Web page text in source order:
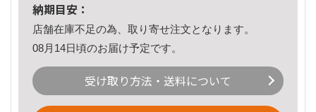
納期目安：
店舗在庫不足の為、取り寄せ注文となります。
08月14日頃のお届け予定です。
受け取り方法・送料について